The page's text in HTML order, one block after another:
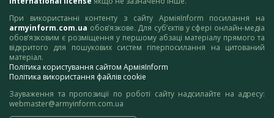
При використанні контенту з сайту АрміяInform посилання на
armyinform.com.ua обов’язкове. Для суб’єктів у сфері онлайн-медіа
обов’язковим є розміщення у першому абзаці матеріалу прямого та
відкритого для пошукових систем гіперпосилання на цитований
матеріал.
Політика користування сайтом АрміяInform
Політика використання файлів cookie
Зауваження та пропозиції по роботі сайту надсилайте на адресу:
webmaster@armyinform.com.ua